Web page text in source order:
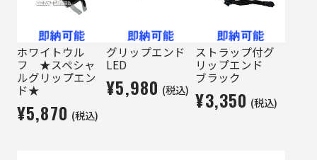
ホワイトウル
フ ★スペシャ
ルグリップエン
ド★
¥5,870 (税込)
グリップエンド
LED
¥5,980 (税込)
ストラップ付グ
リップエンド
ブラック
¥3,350 (税込)